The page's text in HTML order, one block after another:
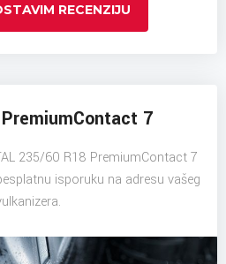
RECENZIJU
7
235/60 R18 PremiumContact 7
isporuku na adresu vašeg